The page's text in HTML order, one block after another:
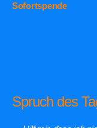
Sofortspende
Spruch des